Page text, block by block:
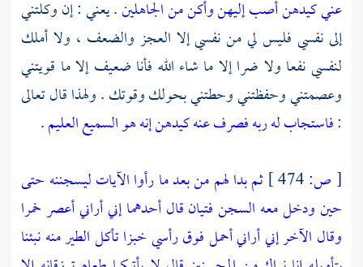
عني كيدهن أصب إليهن وأكن من الجاهلين. يعني : إن وكلتني
إلى نفسي فليس لي من نفسي إلا العجز والضعف ، ولا أملك
لنفسي نفعا ولا ضرا إلا ما شاء الله فأنا ضعيف إلا ما قويتني
وعصمتني وحفظتني وحطتني بحولك وقوتك . ولهذا قال تعالى
:فاستجاب له ربه فصرف عنه كيدهن إنه هو السميع العليم.
[ص:
ثم بدا لهم من بعد ما رأوا الآيات ليسجننه حتى
حين ودخل معه السجن فتيان قال أحدهما إني أراني أعصر خمرا
وقال الآخر إني أراني أحمل فوق رأسي خبزا تأكل الطير منه نبئنا